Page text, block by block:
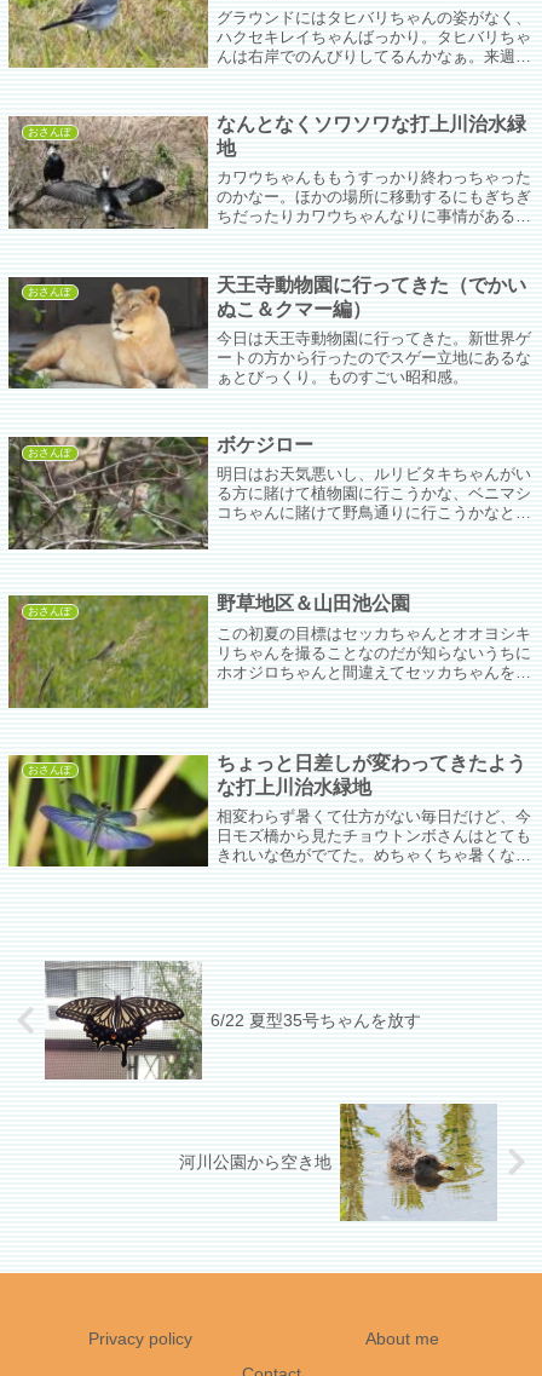
グラウンドにはタヒバリちゃんの姿がなく、
ハクセキレイちゃんばっかり。タヒバリちゃ
んは右岸でのんびりしてるんかなぁ。来週に
だひたすらありがたい。ハクセキレイちゃ
ん...
おさんぽ
なんとなくソワソワな打上川治水緑
地
カワウちゃんももうすっかり終わっちゃった
のかなー。ほかの場所に移動するにもぎちぎ
ちだったりカワウちゃんなりに事情があるの
おさんぽ
天王寺動物園に行ってきた（でかい
ぬこ＆クマー編）
今日は天王寺動物園に行ってきた。新世界ゲ
ートの方から行ったのでスゲー立地にあるな
ぁとびっくり。ものすごい昭和感。
おさんぽ ボケジロー
明日はお天気悪いし、ルリビタキちゃんがい
る方に賭けて植物園に行こうかな、ベニマシ
コちゃんに賭けて野鳥通りに行こうかなと迷
にベニマシコちゃん。勝った！！！！！
おさんぽ 野草地区＆山田池公園
この初夏の目標はセッカちゃんとオオヨシキ
リちゃんを撮ることなのだが知らないうちに
ホオジロちゃんと間違えてセッカちゃんを撮
おさんぽ
ちょっと日差しが変わってきたよう
な打上川治水緑地
相変わらず暑くて仕方がない毎日だけど、今
日モズ橋から見たチョウトンボさんはとても
きれいな色がでてた。めちゃくちゃ暑くなる
6/22 夏型35号ちゃんを放す
河川公園から空き地
Privacy policy
About me